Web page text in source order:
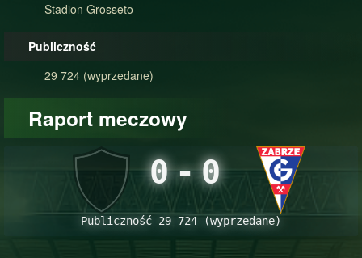
Stadion Grosseto
Publiczność
29 724 (wyprzedane)
Raport meczowy
0-0
Publiczność 29 724 (wyprzedane)